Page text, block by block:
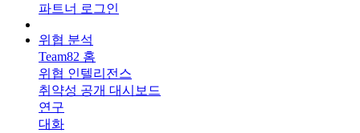
파트너 로그인
위협 분석
Team82 홈
위협 인텔리전스
취약성 공개 대시보드
연구
대화